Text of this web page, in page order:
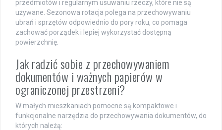
przedmiotów i regularnym usuwaniu rzeczy, które nie są
używane. Sezonowa rotacja polega na przechowywaniu
ubrań i sprzętów odpowiednio do pory roku, co pomaga
zachować porządek i lepiej wykorzystać dostępną
powierzchnię.
Jak radzić sobie z przechowywaniem
dokumentów i ważnych papierów w
ograniczonej przestrzeni?
W małych mieszkaniach pomocne są kompaktowe i
funkcjonalne narzędzia do przechowywania dokumentów, do
których należą: